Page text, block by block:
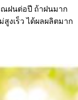
ณฝนต่อปี ถ้าฝนมาก
งเร็ว ได้ผลผลิตมาก